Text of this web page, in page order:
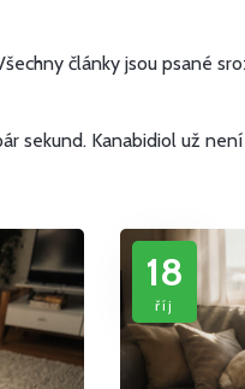
články jsou psané
sekund. Kanabidiol už
18
říj